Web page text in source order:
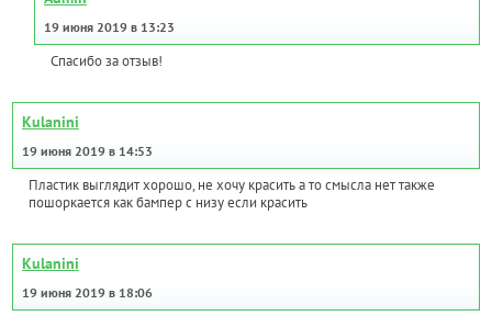
19 июня 2019 в 13:23
Спасибо за отзыв!
Kulanini
19 июня 2019 в 14:53
Пластик выглядит хорошо, не хочу красить а то смысла нет также
пошоркается как бампер с низу если красить
Kulanini
19 июня 2019 в 18:06